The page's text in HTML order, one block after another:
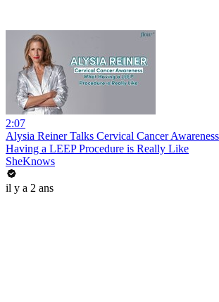
2:07
Alysia Reiner Talks Cervical Cancer
Having a LEEP Procedure is Really Like
SheKnows
il y a 2 ans